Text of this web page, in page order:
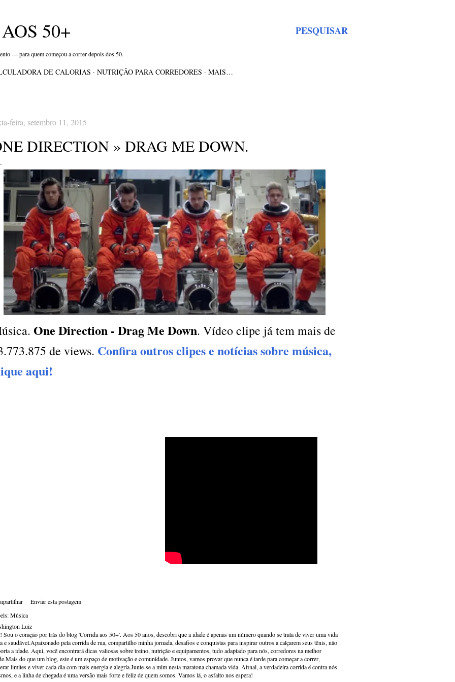
PESQUISAR
50+
— para quem começou a correr depois dos 50.
DE CALORIAS NUTRIÇÃO PARA CORREDORES MAIS…
feira, setembro 11, 2015
DIRECTION » DRAG ME DOWN.
One Direction - Drag Me Down. Vídeo clipe já tem mais de
de views. Confira outros clipes e notícias sobre música,
aqui!
Enviar esta postagem
Música
Luiz
Sou o coração por trás do blog 'Corrida aos 50+'. Aos 50 anos, descobri que a idade é apenas um número quando se trata de viver uma vida
e saudável.Apaixonado pela corrida de rua, compartilho minha jornada, desafios e conquistas para inspirar outros a calçarem seus tênis, não
a idade. Aqui, você encontrará dicas valiosas sobre treino, nutrição e equipamentos, tudo adaptado para nós, corredores na melhor
do que um blog, este é um espaço de motivação e comunidade. Juntos, vamos provar que nunca é tarde para começar a correr,
limites e viver cada dia com mais energia e alegria.Junte-se a mim nesta maratona chamada vida. Afinal, a verdadeira corrida é contra nós
e a linha de chegada é uma versão mais forte e feliz de quem somos. Vamos lá, o asfalto nos espera!